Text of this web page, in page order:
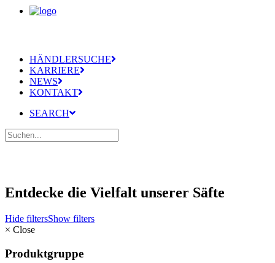
HÄNDLERSUCHE
KARRIERE
NEWS
KONTAKT
SEARCH
Entdecke die Vielfalt unserer Säfte
Hide filtersShow filters
× Close
Produktgruppe